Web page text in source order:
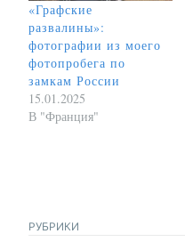
«Графские
развалины»:
фотографии из моего
фотопробега по
замкам России
15.01.2025
В "Франция"
РУБРИКИ